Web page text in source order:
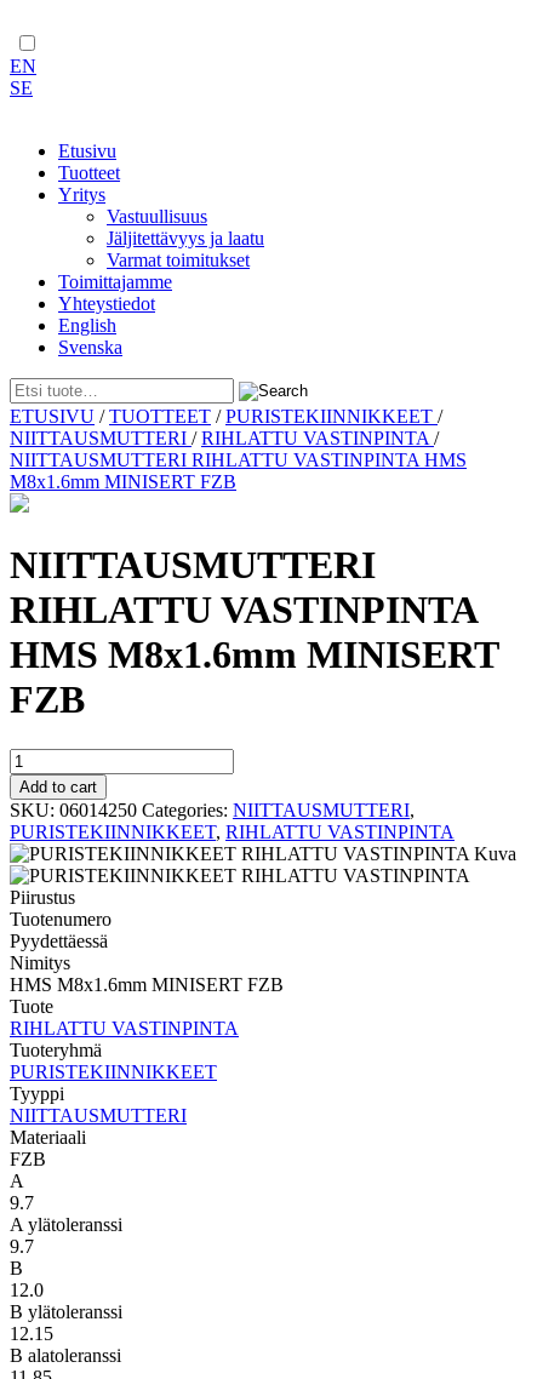
EN
SE
Etusivu
Tuotteet
Yritys
Vastuullisuus
Jäljitettävyys ja laatu
Varmat toimitukset
Toimittajamme
Yhteystiedot
English
Svenska
Skip
to
content
ETUSIVU /TUOTTEET /PURISTEKIINNIKKEET /
NIITTAUSMUTTERI /RIHLATTU VASTINPINTA /
NIITTAUSMUTTERI RIHLATTU VASTINPINTA HMS
M8x1.6mm MINISERT FZB
NIITTAUSMUTTERI
RIHLATTU VASTINPINTA
HMS M8x1.6mm MINISERT
FZB
NIITTAUSMUTTERI
RIHLATTU
VASTINPINTA
HMS
M8x1.6mm
MINISERT
FZB
quantity
Add to cart
SKU: 06014250 Categories: NIITTAUSMUTTERI,
PURISTEKIINNIKKEET, RIHLATTU VASTINPINTA
Tuotenumero
Pyydettäessä
Nimitys
HMS M8x1.6mm MINISERT FZB
Tuote
RIHLATTU VASTINPINTA
Tuoteryhmä
PURISTEKIINNIKKEET
Tyyppi
NIITTAUSMUTTERI
Materiaali
FZB
A
9.7
A ylätoleranssi
9.7
B
12.0
B ylätoleranssi
12.15
B alatoleranssi